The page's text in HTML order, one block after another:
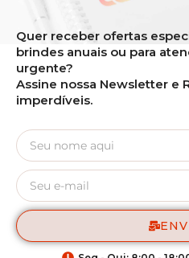
Quer receber ofertas
brindes anuais ou para
urgente?
Assine nossa Newsletter e
imperdíveis.